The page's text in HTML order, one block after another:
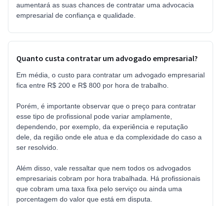
aumentará as suas chances de contratar uma advocacia
empresarial de confiança e qualidade.
Quanto custa contratar um advogado empresarial?
Em média, o custo para contratar um advogado empresarial
fica entre R$ 200 e R$ 800 por hora de trabalho.
Porém, é importante observar que o preço para contratar
esse tipo de profissional pode variar amplamente,
dependendo, por exemplo, da experiência e reputação
dele, da região onde ele atua e da complexidade do caso a
ser resolvido.
Além disso, vale ressaltar que nem todos os advogados
empresariais cobram por hora trabalhada. Há profissionais
que cobram uma taxa fixa pelo serviço ou ainda uma
porcentagem do valor que está em disputa.